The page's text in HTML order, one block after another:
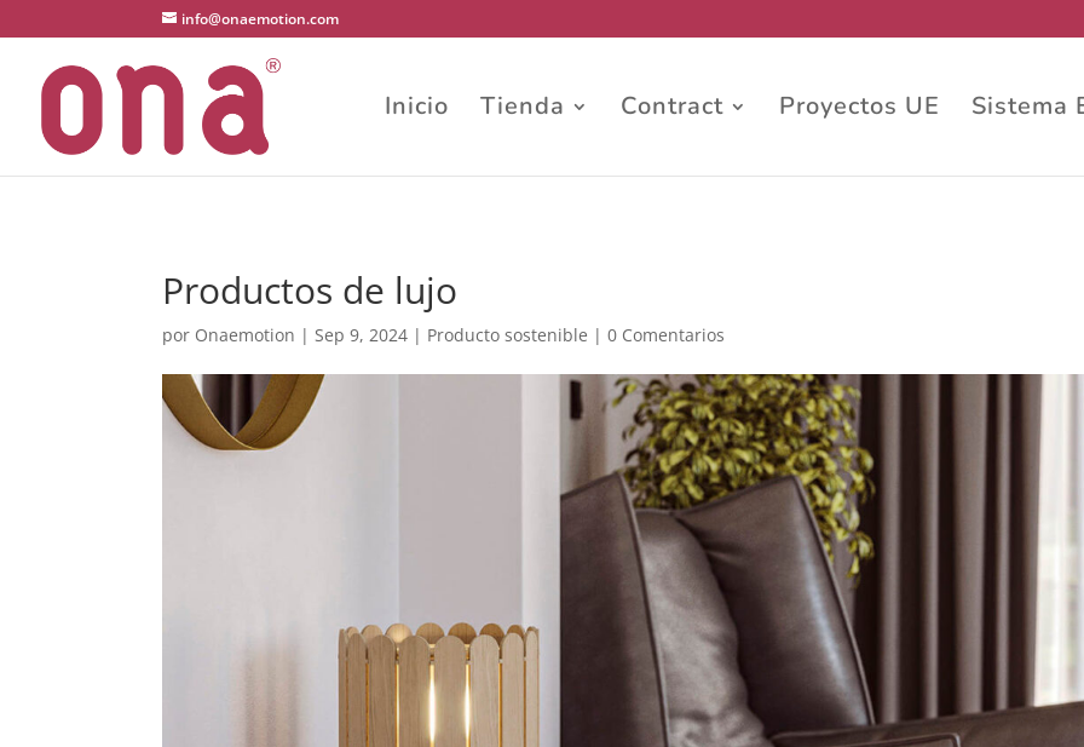
info@onaemotion.com
Inicio Tienda Contract Proyectos UE Sistema
Productos de lujo
por Onaemotion |Sep 9, 2024 | Producto sostenible |0 Comentarios